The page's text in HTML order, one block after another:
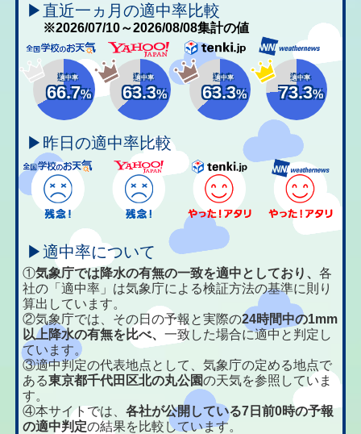
▶直近一ヵ月の適中率比較
※2026/07/10～2026/08/08集計の値
適中率
66.7%
適中率
63.3%
適中率
63.3%
適中率
73.3%
▶昨日の適中率比較
▶適中率について
①気象庁では降水の有無の一致を適中としており、各
社の「適中率」は気象庁による検証方法の基準に則り
算出しています。
②気象庁では、その日の予報と実際の24時間中の1mm
以上降水の有無を比べ、一致した場合に適中と判定し
ています。
③適中判定の代表地点として、気象庁の定める地点で
ある東京都千代田区北の丸公園の天気を参照していま
す。
④本サイトでは、各社が公開している7日前0時の予報
の適中判定の結果を比較しています。